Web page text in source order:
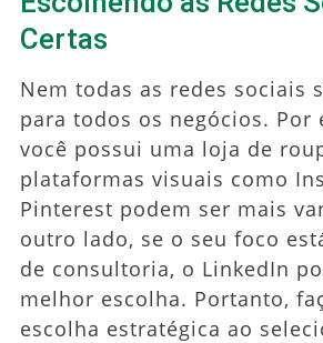
Certas
Nem todas as redes sociais
para todos os negócios. Por
você possui uma loja de
plataformas visuais como
Pinterest podem ser mais
outro lado, se o seu foco
de consultoria, o LinkedIn
melhor escolha. Portanto,
escolha estratégica ao